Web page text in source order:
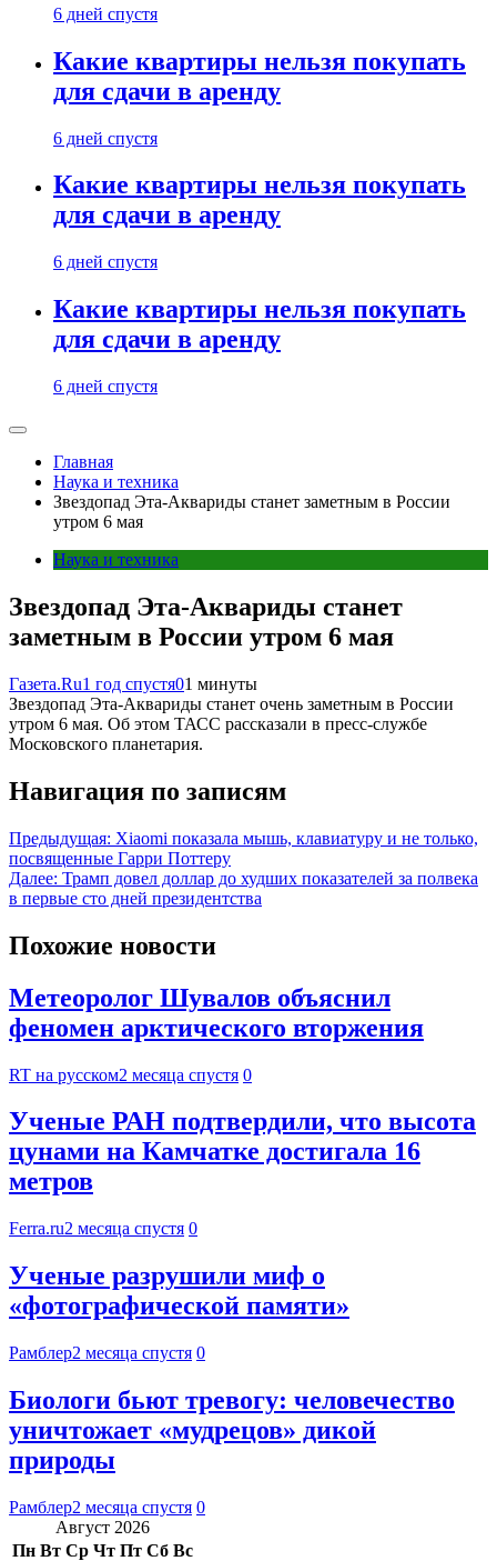
6 дней спустя
Какие квартиры нельзя покупать
для сдачи в аренду
6 дней спустя
Какие квартиры нельзя покупать
для сдачи в аренду
6 дней спустя
Какие квартиры нельзя покупать
для сдачи в аренду
6 дней спустя
Главная
Наука и техника
Звездопад Эта-Аквариды станет заметным в России
утром 6 мая
Наука и техника
Звездопад Эта-Аквариды станет
заметным в России утром 6 мая
Газета.Ru1 год спустя01 минуты
Звездопад Эта-Аквариды станет очень заметным в России
утром 6 мая. Об этом ТАСС рассказали в пресс-службе
Московского планетария.
Навигация по записям
Предыдущая: Xiaomi показала мышь, клавиатуру и не только,
посвященные Гарри Поттеру
Далее: Трамп довел доллар до худших показателей за полвека
в первые сто дней президентства
Похожие новости
Метеоролог Шувалов объяснил
феномен арктического вторжения
RT на русском2 месяца спустя 0
Ученые РАН подтвердили, что высота
цунами на Камчатке достигала 16
метров
Ferra.ru2 месяца спустя 0
Ученые разрушили миф о
«фотографической памяти»
Рамблер2 месяца спустя 0
Биологи бьют тревогу: человечество
уничтожает «мудрецов» дикой
природы
Рамблер2 месяца спустя 0
Август 2026
Пн Вт Ср Чт Пт Сб Вс